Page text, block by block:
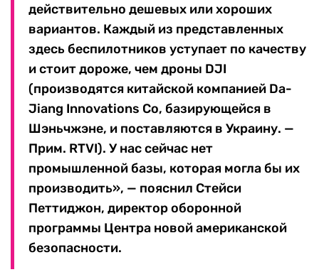
действительно дешевых или хороших
вариантов. Каждый из представленных
здесь беспилотников уступает по качеству
и стоит дороже, чем дроны DJI
(производятся китайской компанией Da-
Jiang Innovations Co, базирующейся в
Шэньчжэне, и поставляются в Украину. —
Прим. RTVI). У нас сейчас нет
промышленной базы, которая могла бы их
производить», — пояснил Стейси
Петтиджон, директор оборонной
программы Центра новой американской
безопасности.